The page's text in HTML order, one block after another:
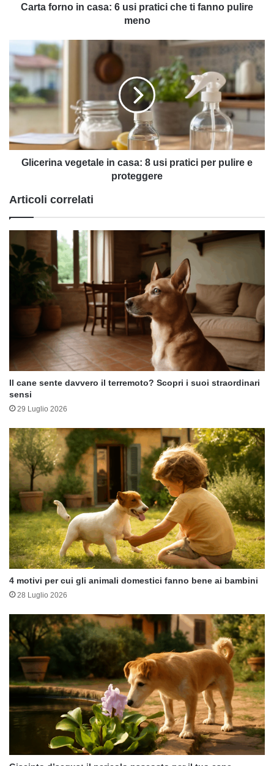
fannoCarta forno in casa: 6 usi pratici che ti fanno pulire
meno
Glicerina
vegetale
in
casa:
usi
per
pulire
Glicerina vegetale in casa: 8 usi pratici per pulire e
proteggere
Articoli correlati
Il cane sente davvero il terremoto? Scopri i suoi straordinari
sensi
29 Luglio 2026
4 motivi per cui gli animali domestici fanno bene ai bambini
28 Luglio 2026